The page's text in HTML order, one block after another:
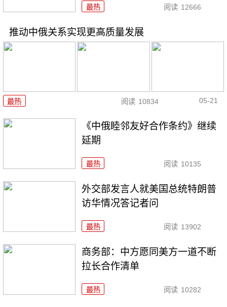
最热 阅读 12666
推动中俄关系实现更高质量发展
最热 阅读 10834 05-21
《中俄睦邻友好合作条约》继续
延期
最热 阅读 10135
外交部发言人就美国总统特朗普
访华情况答记者问
最热 阅读 13902
商务部：中方愿同美方一道不断
拉长合作清单
最热 阅读 10282